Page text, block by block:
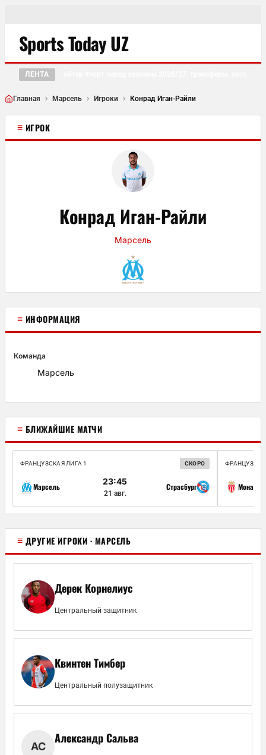
Sports Today UZ
ЛЕНТА
●
Главная Марсель Игроки Конрад Иган-Райли
≡ ИГРОК
Конрад Иган-Райли
Марсель
≡ ИНФОРМАЦИЯ
Команда
Марсель
≡ БЛИЖАЙШИЕ МАТЧИ
ФРАНЦУЗСКАЯ ЛИГА 1 СКОРО
Марсель
23:45
21 авг.
Страсбург Монако
≡ ДРУГИЕ ИГРОКИ · МАРСЕЛЬ
Дерек Корнелиус
Центральный защитник
Квинтен Тимбер
Центральный полузащитник
АС
Александр Сальва